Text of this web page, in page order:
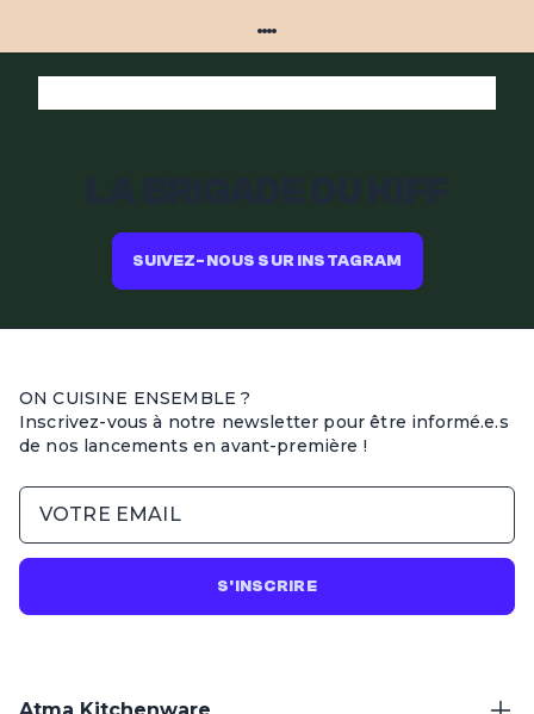
SUIVEZ-NOUS SUR INSTAGRAM
ON CUISINE ENSEMBLE ?
Inscrivez-vous à notre newsletter pour être informé.e.s
de nos lancements en avant-première !
S'INSCRIRE